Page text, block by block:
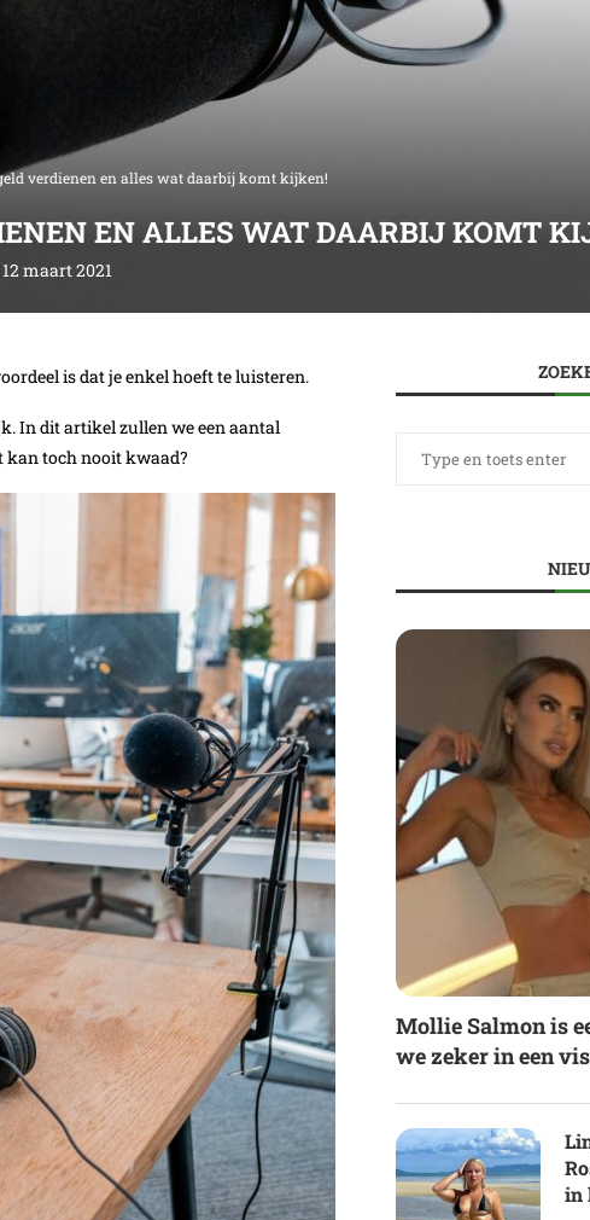
verdienen en alles wat daarbij komt kijken!
EN ALLES WAT DAARBIJ KOMT
12 maart 2021
is dat je enkel hoeft te luisteren.
In dit artikel zullen we een aantal
kan toch nooit kwaad?
Mollie Salmon is
we zeker in een
in